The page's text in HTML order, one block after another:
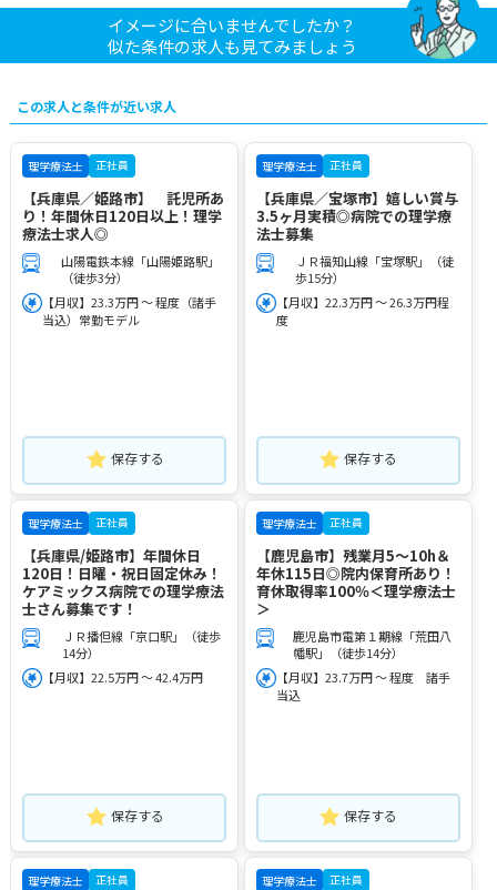
イメージに合いませんでしたか？
似た条件の求人も見てみましょう
この求人と条件が近い求人
理学療法士 正社員
【兵庫県／姫路市】 託児所あ
り！年間休日120日以上！理学
療法士求人◎
山陽電鉄本線「山陽姫路駅」
（徒歩3分）
【月収】23.3万円 ～ 程度（諸手
当込）常勤モデル
保存する
理学療法士 正社員
【兵庫県／宝塚市】嬉しい賞与
3.5ヶ月実積◎病院での理学療
法士募集
ＪＲ福知山線「宝塚駅」（徒
歩15分）
【月収】22.3万円 ～ 26.3万円程
度
保存する
理学療法士 正社員
【兵庫県/姫路市】年間休日
120日！日曜・祝日固定休み！
ケアミックス病院での理学療法
士さん募集です！
ＪＲ播但線「京口駅」（徒歩
14分）
【月収】22.5万円 ～ 42.4万円
保存する
理学療法士 正社員
【鹿児島市】残業月5～10h＆
年休115日◎院内保育所あり！
育休取得率100％＜理学療法士
＞
鹿児島市電第１期線「荒田八
幡駅」（徒歩14分）
【月収】23.7万円 ～ 程度 諸手
当込
保存する
理学療法士 正社員 理学療法士 正社員